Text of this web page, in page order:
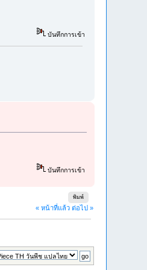
บันทึกการเข้า
บันทึกการเข้า
พิมพ์
« หน้าที่แล้ว ต่อไป »